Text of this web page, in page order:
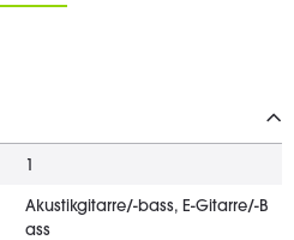
Akustikgitarre/-bass, E-Gitarre/-B
ass